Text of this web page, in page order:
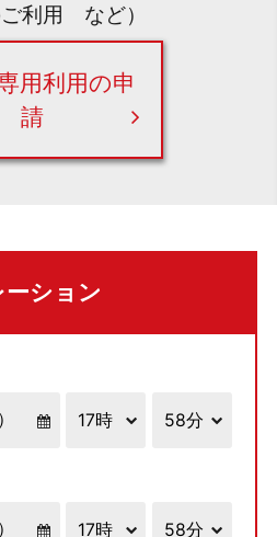
利用 など）
用利用の申
請
ション